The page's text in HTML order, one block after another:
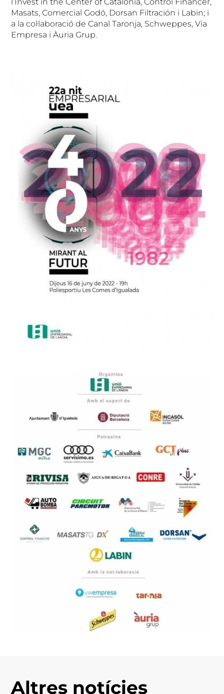
Masats, Comercial Godó, Dorsan Filtración i Labin; i
a la col·laboració de Canal Taronja, Schweppes, Via
Empresa i Àuria Grup.
Altres notícies